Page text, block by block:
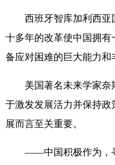
西班牙智库加利西亚
十多年的改革使中国拥
备应对困难的巨大能力和
美国著名未来学家奈
于激发发展活力并保持
展而言至关重要。
——中国积极作为，寻